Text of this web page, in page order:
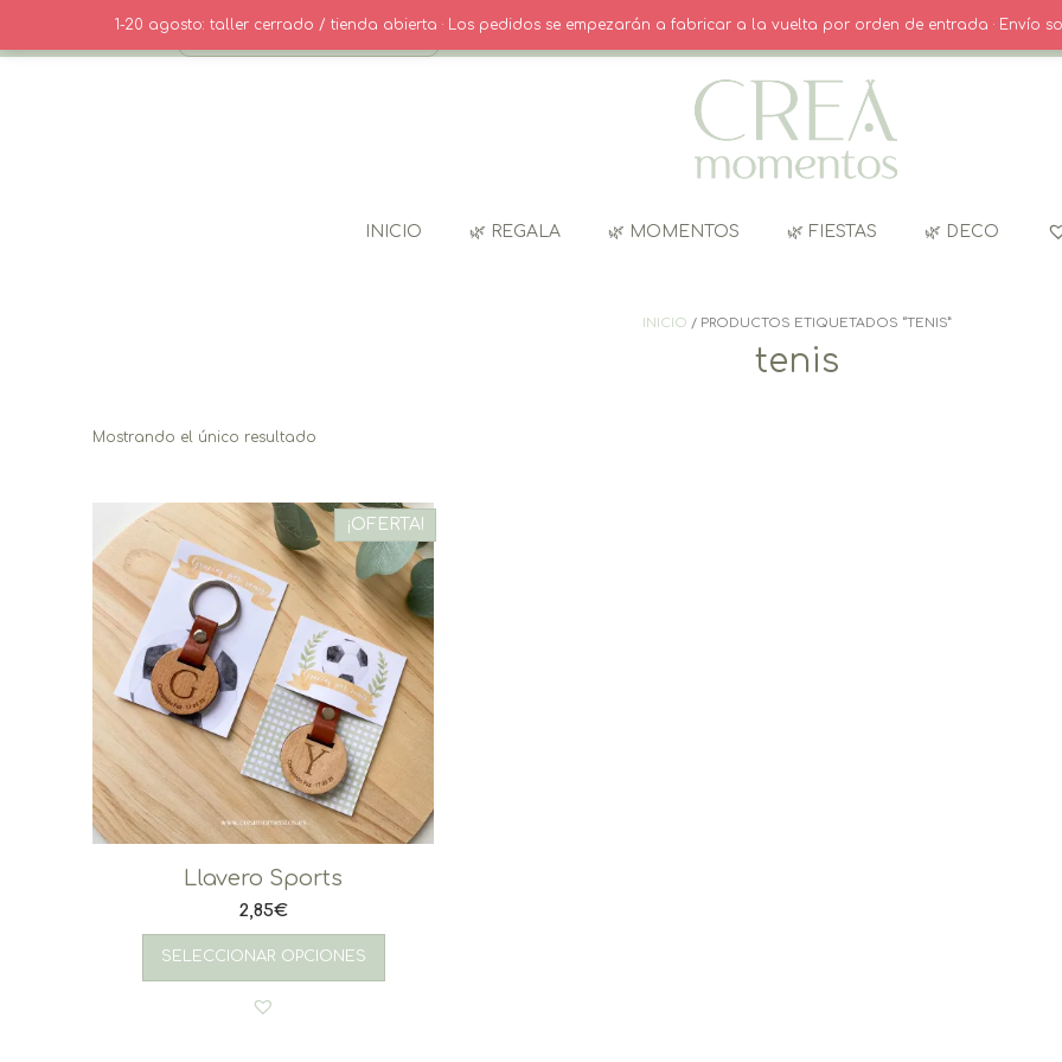
contenido
· CONTACTO · INICIO SESIÓN / REGISTRO CARRITO
INICIO 🌿 REGALA 🌿 MOMENTOS 🌿 FIESTAS 🌿 DECO
INICIO / PRODUCTOS ETIQUETADOS “TENIS”
tenis
Mostrando el único resultado
¡OFERTA!
Llavero Sports
2,85€
SELECCIONAR OPCIONES
1-20 agosto: taller cerrado / tienda abierta · Los pedidos se empezarán a fabricar a la vuelta por orden de entrada · Envío